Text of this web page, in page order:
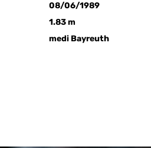
08/06/1989
1.83 m
medi Bayreuth